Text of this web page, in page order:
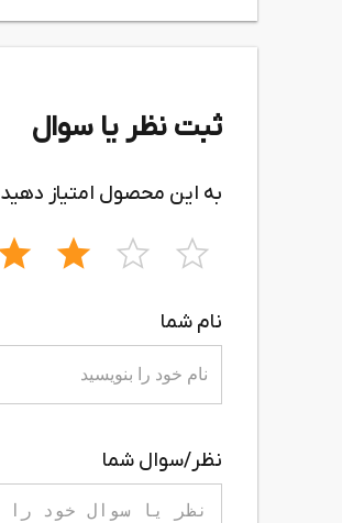
ثبت نظر یا سوال
به این محصول امتیاز دهید
نام شما
نظر/سوال شما